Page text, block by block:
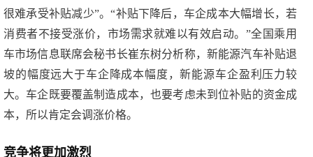
很难承受补贴减少”。“补贴下降后，车企成本大幅增长，若
消费者不接受涨价，市场需求就难以有效启动。”全国乘用
车市场信息联席会秘书长崔东树分析称，新能源汽车补贴退
坡的幅度远大于车企降成本幅度，新能源车企盈利压力较
大。车企既要覆盖制造成本，也要考虑未到位补贴的资金成
本，所以肯定会调涨价格。
竞争将更加激烈